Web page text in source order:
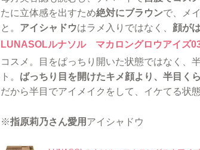
たに立体感を出すため絶対にブラウンで、メ
と。 アイシャドウはラメ入りではなく、 顔が
LUNASOLルナソル マカロングロウアイズ
コスメ。目をぱっちり開いた状態ではなく、
ト。 ばっちり目を開けたキメ顔より、半目く
だから半目でアイメイクをして、イケてる状態
※指原莉乃さん愛用 アイシャドウ